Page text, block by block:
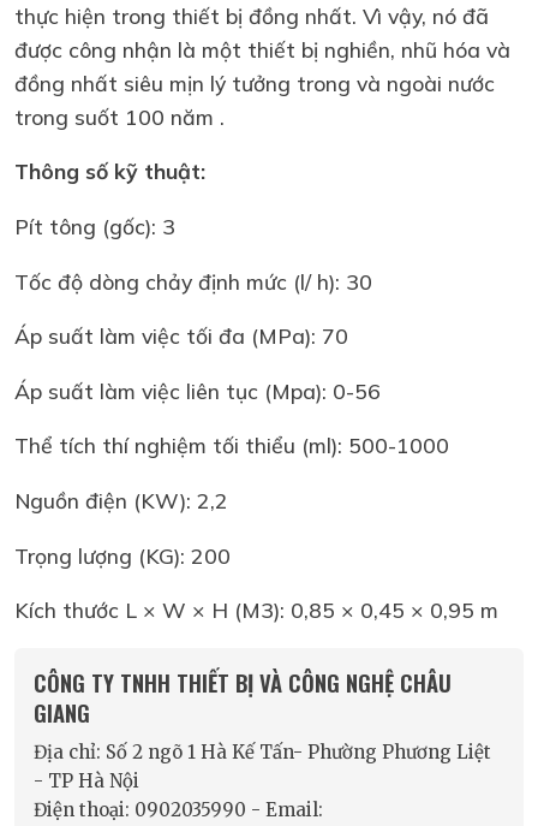
thực hiện trong thiết bị đồng nhất. Vì vậy, nó đã
được công nhận là một thiết bị nghiền, nhũ hóa và
đồng nhất siêu mịn lý tưởng trong và ngoài nước
trong suốt 100 năm .
Thông số kỹ thuật:
Pít tông (gốc): 3
Tốc độ dòng chảy định mức (l/ h): 30
Áp suất làm việc tối đa (MPa): 70
Áp suất làm việc liên tục (Mpa): 0-56
Thể tích thí nghiệm tối thiểu (ml): 500-1000
Nguồn điện (KW): 2,2
Trọng lượng (KG): 200
Kích thước L × W × H (M3): 0,85 × 0,45 × 0,95 m
CÔNG TY TNHH THIẾT BỊ VÀ CÔNG NGHỆ CHÂU
GIANG
Địa chỉ: Số 2 ngõ 1 Hà Kế Tấn- Phường Phương Liệt
- TP Hà Nội
Điện thoại: 0902035990 - Email: